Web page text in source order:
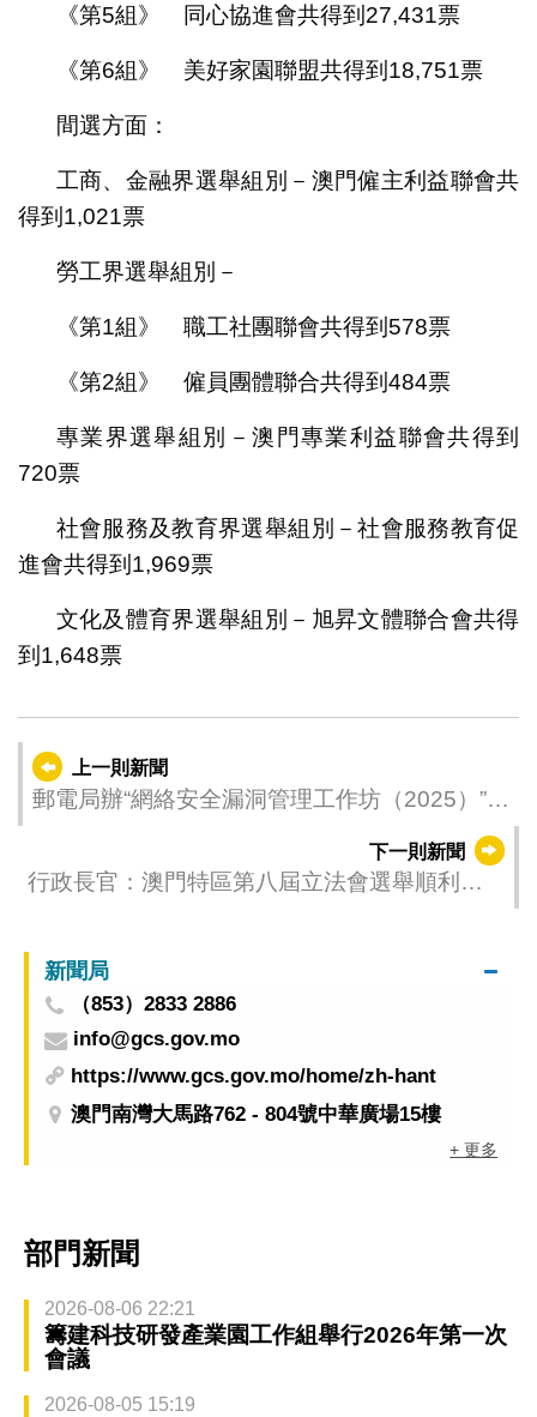
《第5組》 同心協進會共得到27,431票
《第6組》 美好家園聯盟共得到18,751票
間選方面：
工商、金融界選舉組別－澳門僱主利益聯會共
得到1,021票
勞工界選舉組別－
《第1組》 職工社團聯會共得到578票
《第2組》 僱員團體聯合共得到484票
專業界選舉組別－澳門專業利益聯會共得到
720票
社會服務及教育界選舉組別－社會服務教育促
進會共得到1,969票
文化及體育界選舉組別－旭昇文體聯合會共得
到1,648票
上一則新聞
郵電局辦“網絡安全漏洞管理工作坊（2025）”
下一則新聞
行政長官：澳門特區第八屆立法會選舉順利舉
新聞局
（853）2833 2886
info@gcs.gov.mo
https://www.gcs.gov.mo/home/zh-hant
澳門南灣大馬路762 - 804號中華廣場15樓
+ 更多
部門新聞
2026-08-06 22:21
籌建科技研發產業園工作組舉行2026年第一次
會議
2026-08-05 15:19